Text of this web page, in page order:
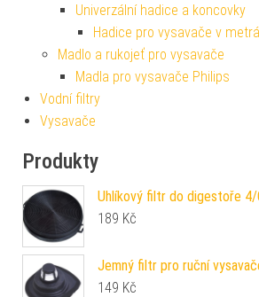
Univerzální hadice a koncovky
Hadice pro vysavače v
Madlo a rukojeť pro vysavače
Madla pro vysavače Philips
Vodní filtry
Vysavače
Produkty
Uhlíkový filtr do digestoře 4/
189 Kč
Jemný filtr pro ruční
149 Kč